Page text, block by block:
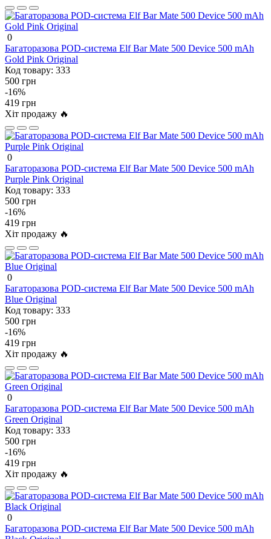
0
Багаторазова POD-система Elf Bar Mate 500 Device 500 mAh
Gold Pink Original
Код товару: 333
500 грн
-16%
419 грн
Хіт продажу 🔥
0
Багаторазова POD-система Elf Bar Mate 500 Device 500 mAh
Purple Pink Original
Код товару: 333
500 грн
-16%
419 грн
Хіт продажу 🔥
0
Багаторазова POD-система Elf Bar Mate 500 Device 500 mAh
Blue Original
Код товару: 333
500 грн
-16%
419 грн
Хіт продажу 🔥
0
Багаторазова POD-система Elf Bar Mate 500 Device 500 mAh
Green Original
Код товару: 333
500 грн
-16%
419 грн
Хіт продажу 🔥
0
Багаторазова POD-система Elf Bar Mate 500 Device 500 mAh